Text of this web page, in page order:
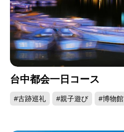
台中都会一日コース
#古跡巡礼 #親子遊び #博物館